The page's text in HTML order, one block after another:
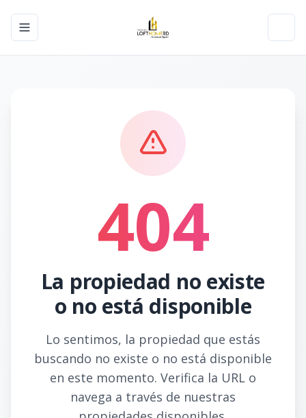
Toggle navigation menu
404
La propiedad no existe
o no está disponible
Lo sentimos, la propiedad que estás
buscando no existe o no está disponible
en este momento. Verifica la URL o
navega a través de nuestras